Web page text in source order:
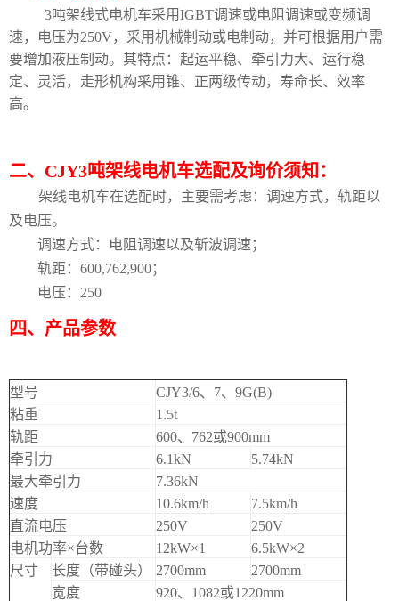
3吨架线式电机车采用IGBT调速或电阻调速或变频调
速，电压为250V，采用机械制动或电制动，并可根据用户需
要增加液压制动。其特点：起运平稳、牵引力大、运行稳
定、灵活，走形机构采用锥、正两级传动，寿命长、效率
高。
二、 CJY3吨架线电机车选配及询价须知：
架线电机车在选配时，主要需考虑：调速方式，轨距以
及电压。
调速方式：电阻调速以及斩波调速；
轨距：600,762,900；
电压：250
四、产品参数
型号
CJY3/6、7、9G(B)
粘重
1.5t
轨距
600、762或900mm
牵引力
6.1kN
5.74kN
最大牵引力
7.36kN
速度
10.6km/h
7.5km/h
直流电压
250V
250V
电机功率×台数
12kW×1
6.5kW×2
尺寸
长度（带碰头） 2700mm
2700mm
宽度
920、1082或1220mm